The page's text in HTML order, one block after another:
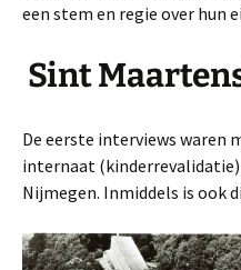
een stem en regie over hun
Sint
De eerste interviews waren
internaat
Nijmegen. Inmiddels is ook